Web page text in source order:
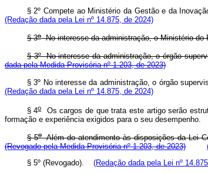
§ 2º Compete ao Ministério da Gestão e da
(Redação dada pela Lei nº 14.875, de 2024)
§ 3oNo interesse da administração, o Ministério do
§ 3º No interesse da administração, o órgão
dada pela Medida Provisória nº 1.203, de 2023)
§ 3º No interesse da administração, o órgão
(Redação dada pela Lei nº 14.875, de 2024)
§ 4oOs cargos de que trata este artigo serão
formação e experiência exigidos para o seu desempenho.
§ 5oAlém do atendimento às disposições da Lei
(Revogado pela Medida Provisória nº 1.203, de 2023)
§ 5º (Revogado). (Redação dada pela Lei nº